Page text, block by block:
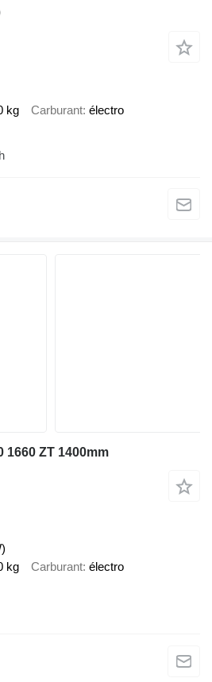
kg Carburant électro
ZT 1400mm
kg Carburant électro